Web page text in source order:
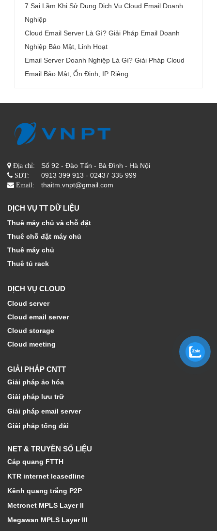
7 Sai Lầm Khi Sử Dụng Dịch Vụ Cloud Email Doanh
Nghiệp
Cloud Email Server Là Gì? Giải Pháp Email Doanh
Nghiệp Bảo Mật, Linh Hoạt
Email Server Doanh Nghiệp Là Gì? Giải Pháp Cloud
Email Bảo Mật, Ổn Định, IP Riêng
Địa chỉ: Số 92 - Đào Tấn - Bà Đình - Hà Nội
SĐT: 0913 399 913 - 02437 335 999
Email: thaitm.vnpt@gmail.com
DỊCH VỤ TT DỮ LIỆU
Thuê máy chủ và chỗ đặt
Thuê chỗ đặt máy chủ
Thuê máy chủ
Thuê tủ rack
DỊCH VỤ CLOUD
Cloud server
Cloud email server
Cloud storage
Cloud meeting
GIẢI PHÁP CNTT
Giải pháp ảo hóa
Giải pháp lưu trữ
Giải pháp email server
Giải pháp tổng đài
NET & TRUYỀN SỐ LIỆU
Cáp quang FTTH
KTR internet leasedline
Kênh quang trắng P2P
Metronet MPLS Layer II
Megawan MPLS Layer III